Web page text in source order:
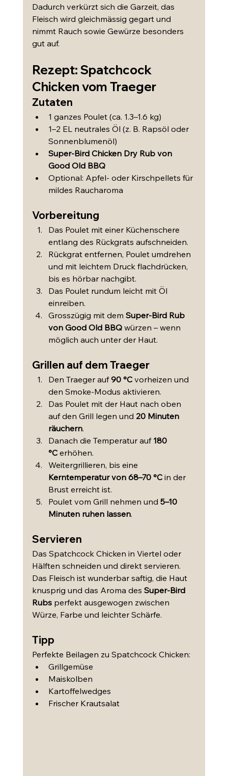
Dadurch verkürzt sich die Garzeit, das
Fleisch wird gleichmässig gegart und
nimmt Rauch sowie Gewürze besonders
gut auf.
Rezept: Spatchcock
Chicken vom Traeger
Zutaten
1 ganzes Poulet (ca. 1.3–1.6 kg)
1–2 EL neutrales Öl (z. B. Rapsöl oder
Sonnenblumenöl)
Super-Bird Chicken Dry Rub von
Good Old BBQ
Optional: Apfel- oder Kirschpellets für
mildes Raucharoma
Vorbereitung
Das Poulet mit einer Küchenschere
entlang des Rückgrats aufschneiden.
Rückgrat entfernen, Poulet umdrehen
und mit leichtem Druck flachdrücken,
bis es hörbar nachgibt.
Das Poulet rundum leicht mit Öl
einreiben.
Grosszügig mit dem Super-Bird Rub
von Good Old BBQ würzen – wenn
möglich auch unter der Haut.
Grillen auf dem Traeger
Den Traeger auf 90 °C vorheizen und
den Smoke-Modus aktivieren.
Das Poulet mit der Haut nach oben
auf den Grill legen und 20 Minuten
räuchern.
Danach die Temperatur auf 180
°C erhöhen.
Weitergrillieren, bis eine
Kerntemperatur von 68–70 °C in der
Brust erreicht ist.
Poulet vom Grill nehmen und 5–10
Minuten ruhen lassen.
Servieren
Das Spatchcock Chicken in Viertel oder
Hälften schneiden und direkt servieren.
Das Fleisch ist wunderbar saftig, die Haut
knusprig und das Aroma des Super-Bird
Rubs perfekt ausgewogen zwischen
Würze, Farbe und leichter Schärfe.
Tipp
Perfekte Beilagen zu Spatchcock Chicken:
Grillgemüse
Maiskolben
Kartoffelwedges
Frischer Krautsalat